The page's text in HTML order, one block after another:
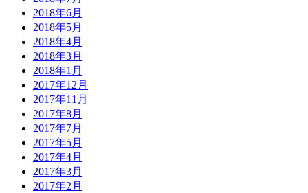
2018年6月
2018年5月
2018年4月
2018年3月
2018年1月
2017年12月
2017年11月
2017年8月
2017年7月
2017年5月
2017年4月
2017年3月
2017年2月